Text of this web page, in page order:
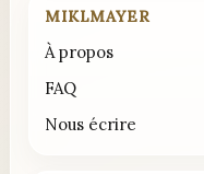
MIKLMAYER
À propos
FAQ
Nous écrire